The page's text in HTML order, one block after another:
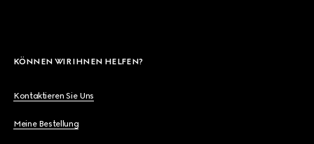
KÖNNEN WIR IHNEN HELFEN?
Kontaktieren Sie Uns
Meine Bestellung